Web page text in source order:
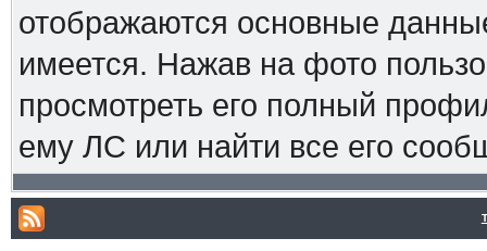
отображаются основные
имеется. Нажав на фото
просмотреть его полный
ему ЛС или найти все его